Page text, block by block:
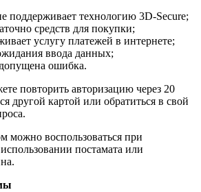
поддерживает технологию 3D-Secure;
средств для покупки;
услугу платежей в интернете;
ввода данных;
ошибка.
повторить авторизацию через 20
другой картой или обратиться в свой
можно воспользоваться при
постамата или